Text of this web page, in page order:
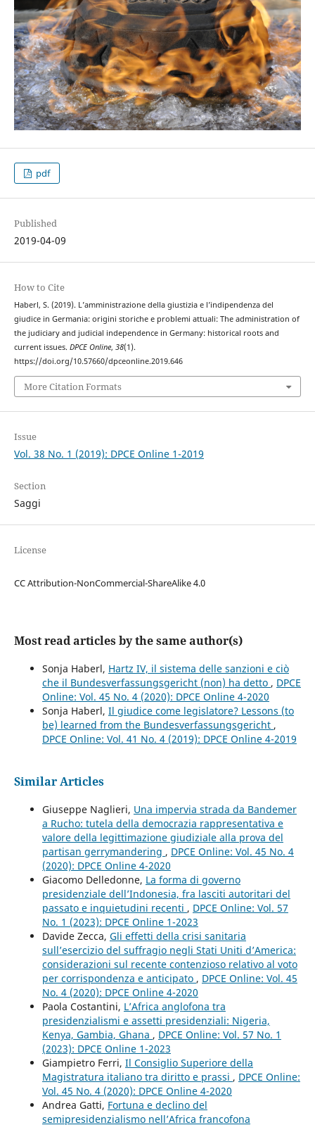
pdf
Published
2019-04-09
How to Cite
Haberl, S. (2019). L’amministrazione della giustizia e l’indipendenza del
giudice in Germania: origini storiche e problemi attuali: The administration of
the judiciary and judicial independence in Germany: historical roots and
current issues. DPCE Online, 38(1).
https://doi.org/10.57660/dpceonline.2019.646
More Citation Formats
Issue
Vol. 38 No. 1 (2019): DPCE Online 1-2019
Section
Saggi
License
CC Attribution-NonCommercial-ShareAlike 4.0
Most read articles by the same author(s)
Sonja Haberl, Hartz IV, il sistema delle sanzioni e ciò
che il Bundesverfassungsgericht (non) ha detto , DPCE
Online: Vol. 45 No. 4 (2020): DPCE Online 4-2020
Sonja Haberl, Il giudice come legislatore? Lessons (to
be) learned from the Bundesverfassungsgericht ,
DPCE Online: Vol. 41 No. 4 (2019): DPCE Online 4-2019
Similar Articles
Giuseppe Naglieri, Una impervia strada da Bandemer
a Rucho: tutela della democrazia rappresentativa e
valore della legittimazione giudiziale alla prova del
partisan gerrymandering , DPCE Online: Vol. 45 No. 4
(2020): DPCE Online 4-2020
Giacomo Delledonne, La forma di governo
presidenziale dell’Indonesia, fra lasciti autoritari del
passato e inquietudini recenti , DPCE Online: Vol. 57
No. 1 (2023): DPCE Online 1-2023
Davide Zecca, Gli effetti della crisi sanitaria
sull’esercizio del suffragio negli Stati Uniti d’America:
considerazioni sul recente contenzioso relativo al voto
per corrispondenza e anticipato , DPCE Online: Vol. 45
No. 4 (2020): DPCE Online 4-2020
Paola Costantini, L’Africa anglofona tra
presidenzialismi e assetti presidenziali: Nigeria,
Kenya, Gambia, Ghana , DPCE Online: Vol. 57 No. 1
(2023): DPCE Online 1-2023
Giampietro Ferri, Il Consiglio Superiore della
Magistratura italiano tra diritto e prassi , DPCE Online:
Vol. 45 No. 4 (2020): DPCE Online 4-2020
Andrea Gatti, Fortuna e declino del
semipresidenzialismo nell’Africa francofona